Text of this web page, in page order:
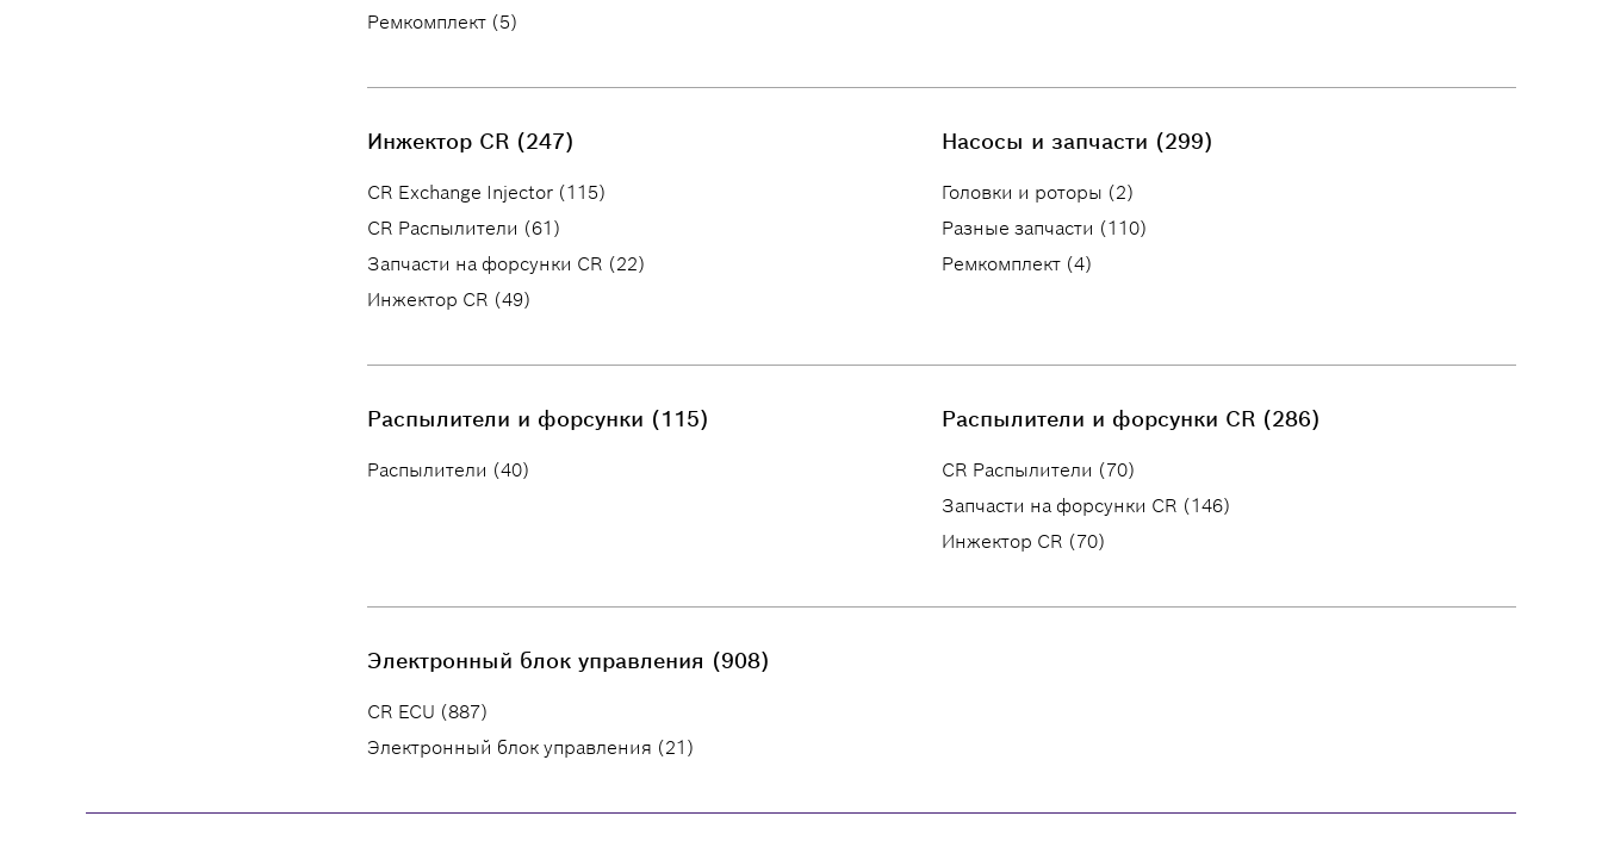
Ремкомплект (5)
Инжектор CR (247)
CR Exchange Injector (115)
CR Распылители (61)
Запчасти на форсунки CR (22)
Инжектор CR (49)
Насосы и запчасти (299)
Головки и роторы (2)
Разные запчасти (110)
Ремкомплект (4)
Распылители и форсунки (115)
Распылители (40)
Распылители и форсунки CR (286)
CR Распылители (70)
Запчасти на форсунки CR (146)
Инжектор CR (70)
Электронный блок управления (908)
CR ECU (887)
Электронный блок управления (21)